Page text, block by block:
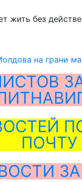
без
на грани
ПОЧТУ